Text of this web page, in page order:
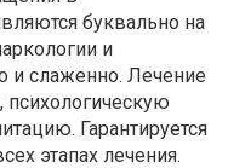
буквально на
и
и слаженно. Лечение
Гарантируется
этапах лечения.